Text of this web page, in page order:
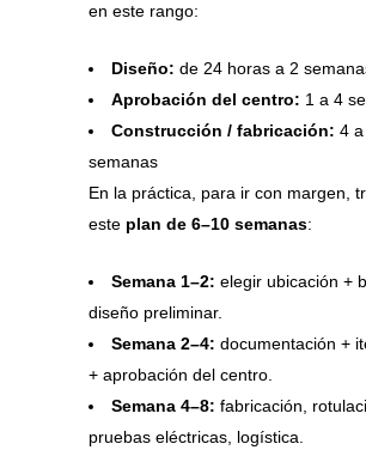
en este rango:
Diseño: de 24 horas a 2
Aprobación del centro: 1 a 4
Construcción / fabricación: 4
semanas
En la práctica, para ir con margen,
este plan de 6–10 semanas:
Semana 1–2: elegir ubicación +
diseño preliminar.
Semana 2–4: documentación +
+ aprobación del centro.
Semana 4–8: fabricación,
pruebas eléctricas, logística.